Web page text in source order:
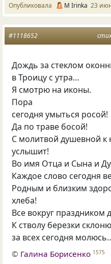
Опубликовала М Irinka 23
#1118652
Дождь за стеклом
в Троицу с утра…
Я смотрю на иконы.
Пора
сегодня умыться росой!
Да по траве босой!
С молитвой душевной к
услышит!
Во имя Отца и Сына и
Каждое слово сегодня
Родным и близким
хлеба!
Все вокруг праздником
К стволу березки
за всех сегодня
© Галина Борисенко 1575